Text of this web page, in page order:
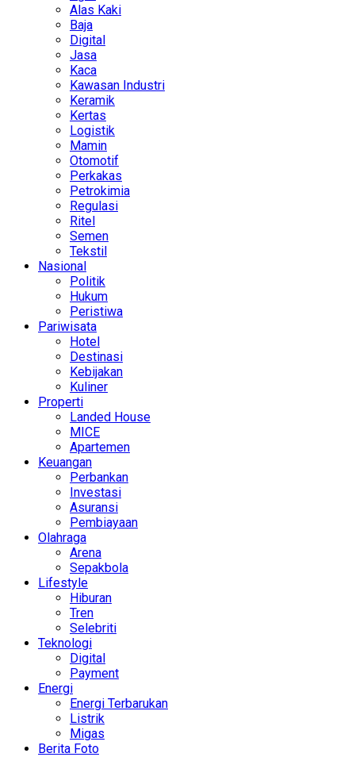
Alas Kaki
Baja
Digital
Jasa
Kaca
Kawasan Industri
Keramik
Kertas
Logistik
Mamin
Otomotif
Perkakas
Petrokimia
Regulasi
Ritel
Semen
Tekstil
Nasional
Politik
Hukum
Peristiwa
Pariwisata
Hotel
Destinasi
Kebijakan
Kuliner
Properti
Landed House
MICE
Apartemen
Keuangan
Perbankan
Investasi
Asuransi
Pembiayaan
Olahraga
Arena
Sepakbola
Lifestyle
Hiburan
Tren
Selebriti
Teknologi
Digital
Payment
Energi
Energi Terbarukan
Listrik
Migas
Berita Foto